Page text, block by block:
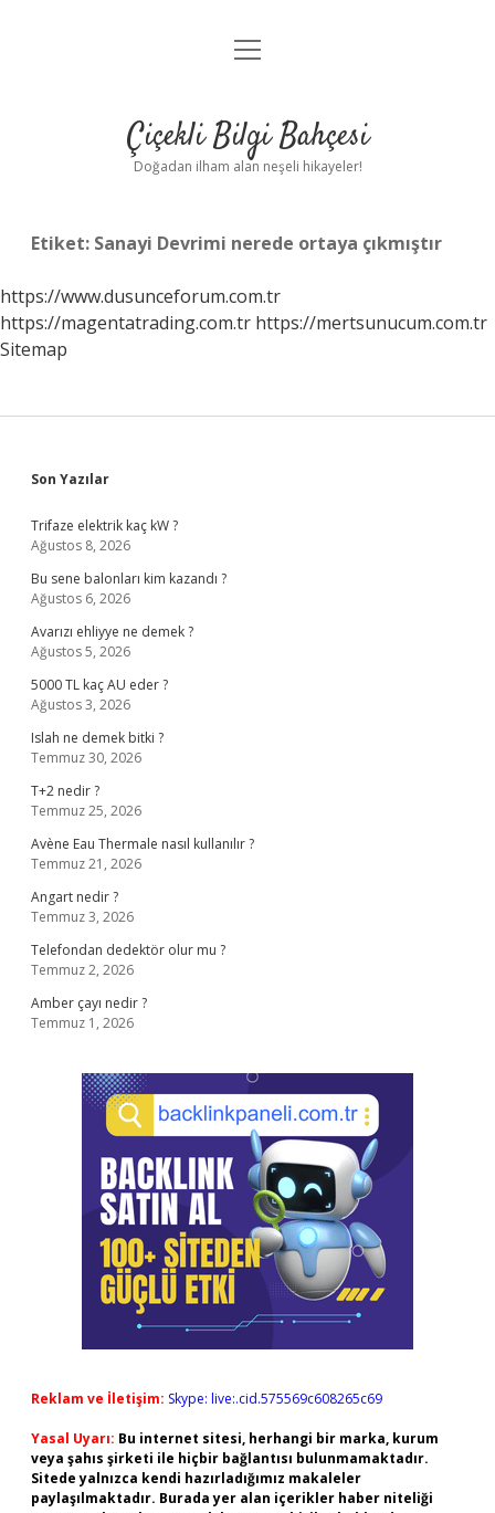
Anasayfa
Yasal Uyarı
menüyü
Çiçekli Bilgi Bahçesi
Doğadan ilham alan neşeli hikayeler!
Etiket: Sanayi Devrimi nerede ortaya çıkmıştır
https://www.dusunceforum.com.tr
https://magentatrading.com.tr https://mertsunucum.com.tr
Sitemap
Sidebar
Son Yazılar
Trifaze elektrik kaç kW ?
Ağustos 8, 2026
Bu sene balonları kim kazandı ?
Ağustos 6, 2026
Avarızı ehliyye ne demek ?
Ağustos 5, 2026
5000 TL kaç AU eder ?
Ağustos 3, 2026
Islah ne demek bitki ?
Temmuz 30, 2026
T+2 nedir ?
Temmuz 25, 2026
Avène Eau Thermale nasıl kullanılır ?
Temmuz 21, 2026
Angart nedir ?
Temmuz 3, 2026
Telefondan dedektör olur mu ?
Temmuz 2, 2026
Amber çayı nedir ?
Temmuz 1, 2026
Reklam ve İletişim: Skype: live:.cid.575569c608265c69
Yasal Uyarı: Bu internet sitesi, herhangi bir marka, kurum
veya şahıs şirketi ile hiçbir bağlantısı bulunmamaktadır.
Sitede yalnızca kendi hazırladığımız makaleler
paylaşılmaktadır. Burada yer alan içerikler haber niteliği